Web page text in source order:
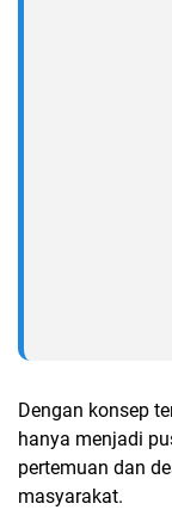
Dengan konsep
hanya menjadi
pertemuan dan
masyarakat.